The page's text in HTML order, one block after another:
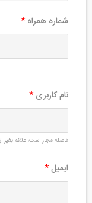
شماره همراه *
نام کاربری *
فاصله مجاز است؛ علائم
ایمیل*